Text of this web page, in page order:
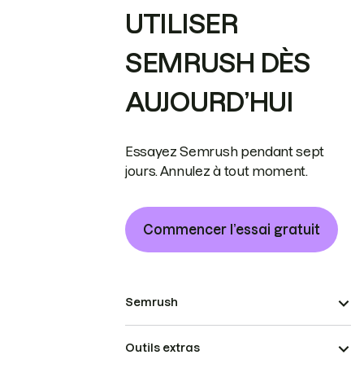
UTILISER
SEMRUSH DÈS
AUJOURD’HUI
Essayez Semrush pendant sept
jours. Annulez à tout moment.
Commencer l’essai gratuit
Semrush
Outils extras